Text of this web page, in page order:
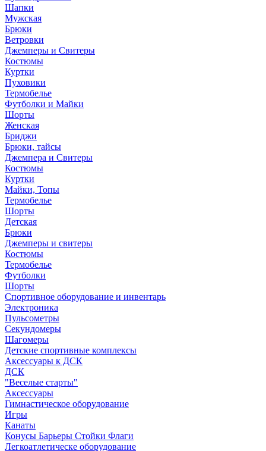
Шапки
Мужская
Брюки
Ветровки
Джемперы и Свитеры
Костюмы
Куртки
Пуховики
Термобелье
Футболки и Майки
Шорты
Женская
Бриджи
Брюки, тайсы
Джемпера и Свитеры
Костюмы
Куртки
Майки, Топы
Термобелье
Шорты
Детская
Брюки
Джемперы и свитеры
Костюмы
Термобелье
Футболки
Шорты
Спортивное оборудование и инвентарь
Электроника
Пульсометры
Секундомеры
Шагомеры
Детские спортивные комплексы
Аксессуары к ДСК
ДСК
"Веселые старты"
Аксессуары
Гимнастическое оборудование
Игры
Канаты
Конусы Барьеры Стойки Флаги
Легкоатлетическе оборудование